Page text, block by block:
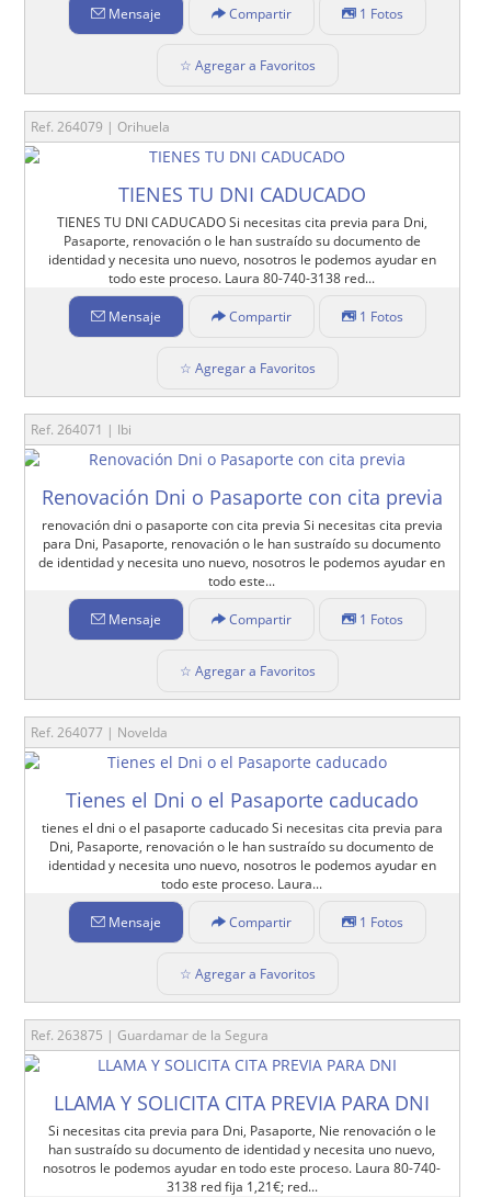
Mensaje Compartir 1 Fotos
☆ Agregar a Favoritos
Ref. 264079 | Orihuela
TIENES TU DNI CADUCADO
TIENES TU DNI CADUCADO Si necesitas cita previa para Dni,
Pasaporte, renovación o le han sustraído su documento de
identidad y necesita uno nuevo, nosotros le podemos ayudar en
todo este proceso. Laura 80-740-3138 red...
Mensaje Compartir 1 Fotos
☆ Agregar a Favoritos
Ref. 264071 | Ibi
Renovación Dni o Pasaporte con cita previa
renovación dni o pasaporte con cita previa Si necesitas cita previa
para Dni, Pasaporte, renovación o le han sustraído su documento
de identidad y necesita uno nuevo, nosotros le podemos ayudar en
todo este...
Mensaje Compartir 1 Fotos
☆ Agregar a Favoritos
Ref. 264077 | Novelda
Tienes el Dni o el Pasaporte caducado
tienes el dni o el pasaporte caducado Si necesitas cita previa para
Dni, Pasaporte, renovación o le han sustraído su documento de
identidad y necesita uno nuevo, nosotros le podemos ayudar en
todo este proceso. Laura...
Mensaje Compartir 1 Fotos
☆ Agregar a Favoritos
Ref. 263875 | Guardamar de la Segura
LLAMA Y SOLICITA CITA PREVIA PARA DNI
Si necesitas cita previa para Dni, Pasaporte, Nie renovación o le
han sustraído su documento de identidad y necesita uno nuevo,
nosotros le podemos ayudar en todo este proceso. Laura 80-740-
3138 red fija 1,21€; red...